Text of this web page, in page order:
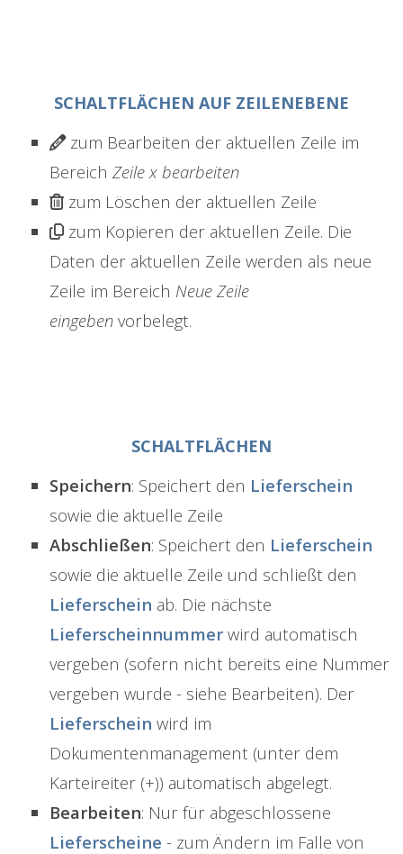
SCHALTFLÄCHEN AUF ZEILENEBENE
zum Bearbeiten der aktuellen Zeile im
Bereich Zeile x bearbeiten
zum Löschen der aktuellen Zeile
zum Kopieren der aktuellen Zeile. Die
Daten der aktuellen Zeile werden als neue
Zeile im Bereich Neue Zeile
eingeben vorbelegt.
SCHALTFLÄCHEN
Speichern: Speichert den Lieferschein
sowie die aktuelle Zeile
Abschließen: Speichert den Lieferschein
sowie die aktuelle Zeile und schließt den
Lieferschein ab. Die nächste
Lieferscheinnummer wird automatisch
vergeben (sofern nicht bereits eine Nummer
vergeben wurde - siehe Bearbeiten). Der
Lieferschein wird im
Dokumentenmanagement (unter dem
Karteireiter (+)) automatisch abgelegt.
Bearbeiten: Nur für abgeschlossene
Lieferscheine - zum Ändern im Falle von